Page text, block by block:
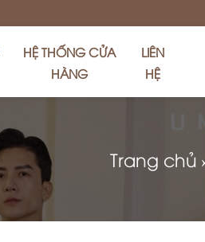
HỆ THỐNG CỬA
HÀNG
LIÊN
HỆ
Trang chủ